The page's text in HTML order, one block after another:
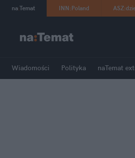
na:Temat INN:Poland ASZ:
Wiadomości Polityka naTemat